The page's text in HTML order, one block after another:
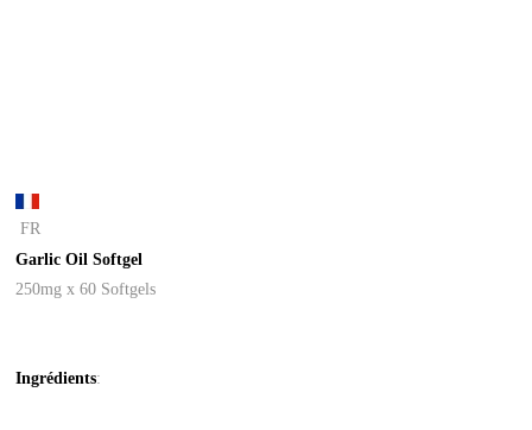
FR
Garlic Oil Softgel
250mg x 60 Softgels
Ingrédients: